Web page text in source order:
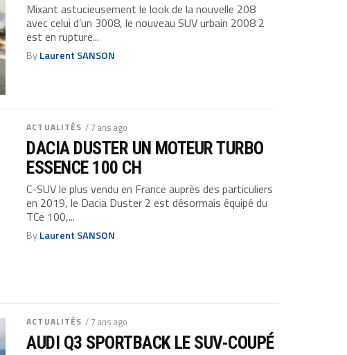
Mixant astucieusement le look de la nouvelle 208
avec celui d’un 3008, le nouveau SUV urbain 2008 2
est en rupture...
ByLaurent SANSON
ACTUALITÉS / 7 ans ago
DACIA DUSTER UN MOTEUR TURBO
ESSENCE 100 CH
C-SUV le plus vendu en France auprès des particuliers
en 2019, le Dacia Duster 2 est désormais équipé du
TCe 100,...
ByLaurent SANSON
ACTUALITÉS / 7 ans ago
AUDI Q3 SPORTBACK LE SUV-COUPÉ